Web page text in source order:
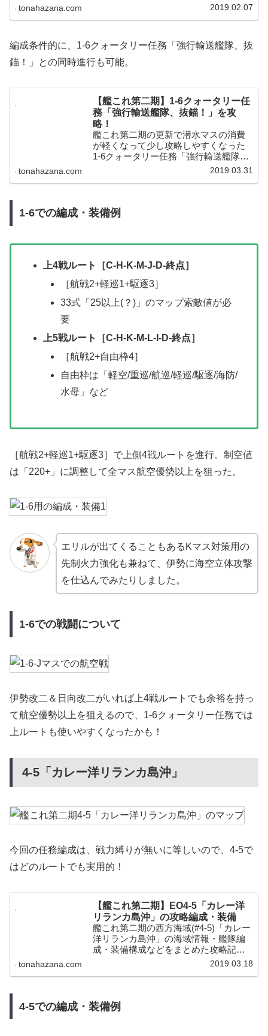
成で手軽に攻略できて資源を増やすこ
tonahazana.com 2019.02.07
編成条件的に、1-6クォータリー任務「強行輸送艦隊、抜
錨！」との同時進行も可能。
【艦これ第二期】1-6クォータリー任
務「強行輸送艦隊、抜錨！」を攻
略！
艦これ第二期の更新で潜水マスの消費
が軽くなって少し攻略しやすくなった
1-6クォータリー任務「強行輸送艦隊、
tonahazana.com 2019.03.31
1-6での編成・装備例
上4戦ルート［C-H-K-M-J-D-終点］
［航戦2+軽巡1+駆逐3］
33式「25以上(？)」のマップ索敵値が必
要
上5戦ルート［C-H-K-M-L-I-D-終点］
［航戦2+自由枠4］
自由枠は「軽空/重巡/航巡/軽巡/駆逐/海防/
水母」など
［航戦2+軽巡1+駆逐3］で上側4戦ルートを進行。制空値
は「220+」に調整して全マス航空優勢以上を狙った。
エリルが出てくることもあるKマス対策用の
先制火力強化も兼ねて、伊勢に海空立体攻撃
を仕込んでみたりしました。
1-6での戦闘について
伊勢改二＆日向改二がいれば上4戦ルートでも余裕を持っ
て航空優勢以上を狙えるので、1-6クォータリー任務では
上ルートも使いやすくなったかも！
4-5「カレー洋リランカ島沖」
今回の任務編成は、戦力縛りが無いに等しいので、4-5で
はどのルートでも実用的！
【艦これ第二期】EO4-5「カレー洋
リランカ島沖」の攻略編成・装備
艦これ第二期の西方海域(#4-5)「カレー
洋リランカ島沖」の海域情報・艦隊編
成・装備構成などをまとめた攻略記事
です。陸上型深海棲艦のボス「港湾棲
tonahazana.com 2019.03.18
4-5での編成・装備例